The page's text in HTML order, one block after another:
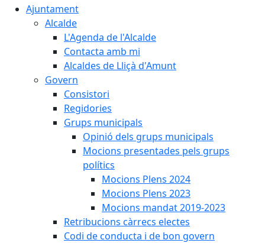
Ajuntament
Alcalde
L'Agenda de l'Alcalde
Contacta amb mi
Alcaldes de Lliçà d'Amunt
Govern
Consistori
Regidories
Grups municipals
Opinió dels grups municipals
Mocions presentades pels grups
polítics
Mocions Plens 2024
Mocions Plens 2023
Mocions mandat 2019-2023
Retribucions càrrecs electes
Codi de conducta i de bon govern